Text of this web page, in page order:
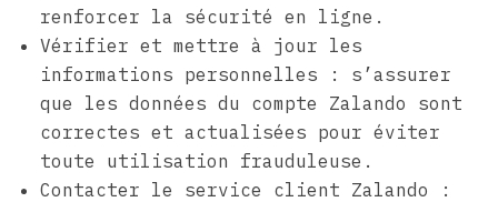
renforcer la sécurité en ligne.
Vérifier et mettre à jour les
informations personnelles : s’assurer
que les données du compte Zalando sont
correctes et actualisées pour éviter
toute utilisation frauduleuse.
Contacter le service client Zalando :